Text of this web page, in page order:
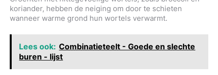
koriander, hebben de neiging om door te schieten
wanneer warme grond hun wortels verwarmt.
Lees ook: Combinatieteelt - Goede en slechte
buren - lijst